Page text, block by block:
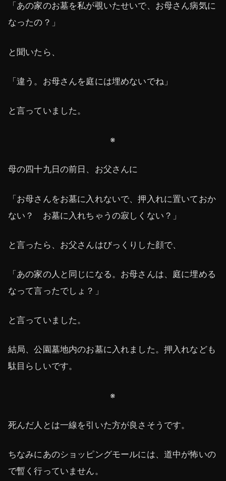
「あの家のお墓を私が覗いたせいで、お母さん病気に
なったの？」
と聞いたら、
「違う。お母さんを庭には埋めないでね」
と言っていました。
※
母の四十九日の前日、お父さんに
「お母さんをお墓に入れないで、押入れに置いておか
ない？ お墓に入れちゃうの寂しくない？」
と言ったら、お父さんはびっくりした顔で、
「あの家の人と同じになる。お母さんは、庭に埋める
なって言ったでしょ？」
と言っていました。
結局、公園墓地内のお墓に入れました。押入れなども
駄目らしいです。
※
死んだ人とは一線を引いた方が良さそうです。
ちなみにあのショッピングモールには、道中が怖いの
で暫く行っていません。